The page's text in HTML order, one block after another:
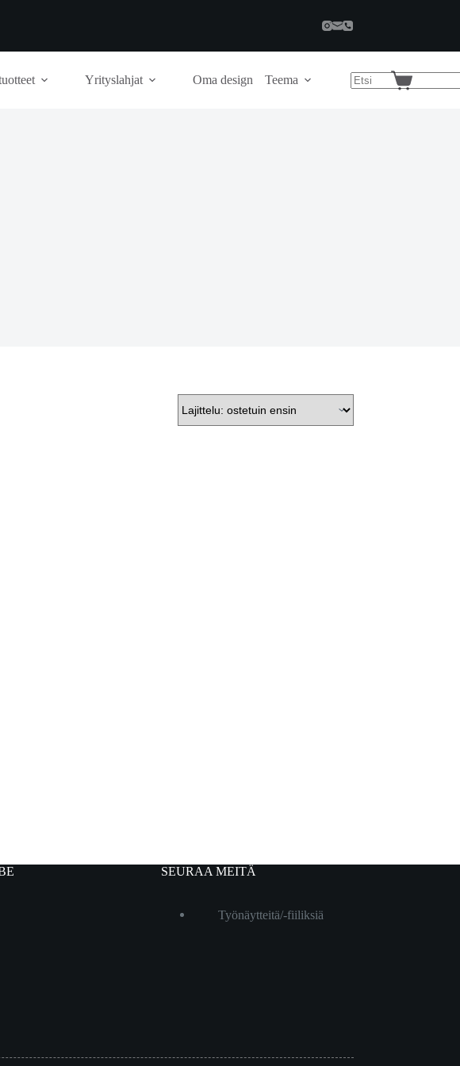
Yrityslahjat Oma design Teema
Shopping
SEURAA MEITÄ
Työnäytteitä/-fiiliksiä